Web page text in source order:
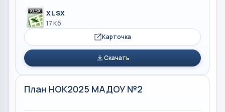
XLSX
17 Кб
Карточка
Скачать
План НОК2025 МАДОУ №2